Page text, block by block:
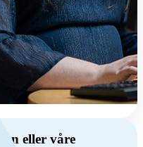
eller våre